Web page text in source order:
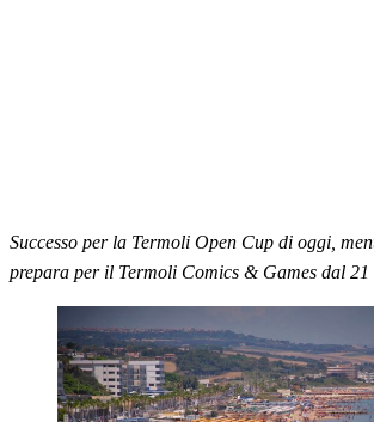
Successo per la Termoli Open Cup di oggi,
prepara per il Termoli Comics & Games dal 21